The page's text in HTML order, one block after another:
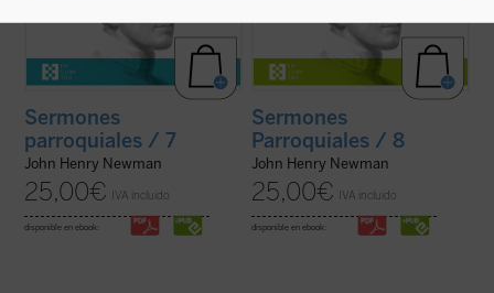
Sermones
parroquiales / 7
John Henry Newman
25,00€ IVA incluido
disponible en ebook:
Sermones
Parroquiales / 8
John Henry Newman
25,00€ IVA incluido
disponible en ebook: